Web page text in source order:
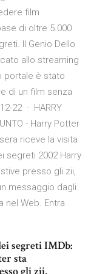
film
di oltre 5.000
Il Genio Dello
allo streaming
portale è stato
di un film senza
22 · HARRY
- Harry Potter
riceve la visita
segreti 2002 Harry
presso gli zii,
messaggio dagli
nel Web. Entra .
segreti IMDb:
sta